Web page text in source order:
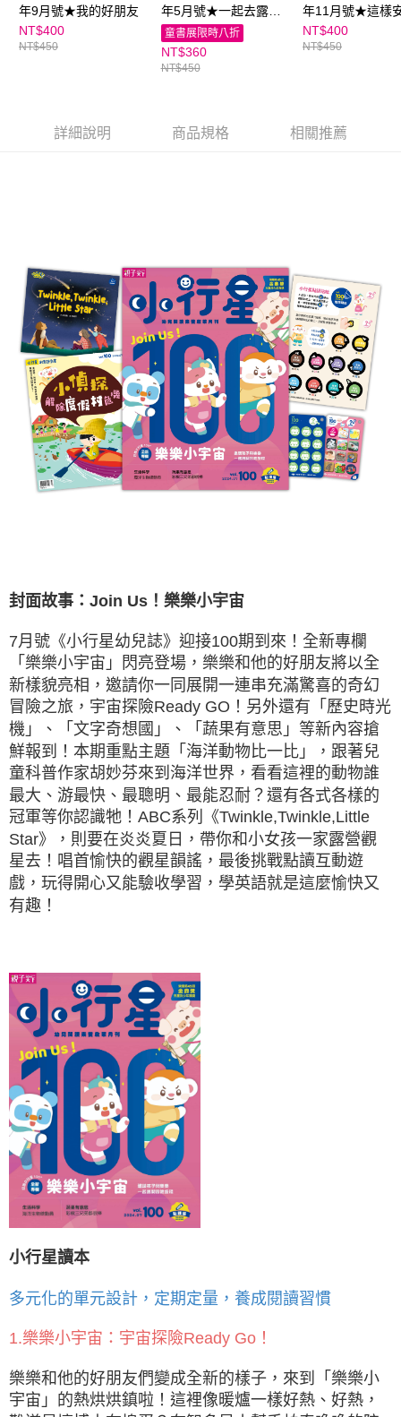
https://aftee.tw/terms/#terms3
３．未成年的使用者請事先徵得法定代理人或監護人之同意方可使用
「AFTEE先享後付」，若未經同意申辦者引起之損失，本公司不負相關責
任。
４．使用「AFTEE先享後付」時，將依據個別帳號之用戶狀況，依本公司即
恩沛科技股份有限公司將有權停止該用戶之使用額度並採取法律行動。
年9月號★我的好朋友
NT$400
NT$450
年5月號★一起去露
營！
童書展限時八折
NT$360
NT$450
年11月號★這樣
嗎？
NT$400
NT$450
詳細說明 商品規格 相關推薦
封面故事：Join Us！樂樂小宇宙
7月號《小行星幼兒誌》迎接100期到來！全新專欄
「樂樂小宇宙」閃亮登場，樂樂和他的好朋友將以全
新樣貌亮相，邀請你一同展開一連串充滿驚喜的奇幻
冒險之旅，宇宙探險Ready GO！另外還有「歷史時光
機」、「文字奇想國」、「蔬果有意思」等新內容搶
鮮報到！本期重點主題「海洋動物比一比」，跟著兒
童科普作家胡妙芬來到海洋世界，看看這裡的動物誰
最大、游最快、最聰明、最能忍耐？還有各式各樣的
冠軍等你認識牠！ABC系列《Twinkle,Twinkle,Little
Star》，則要在炎炎夏日，帶你和小女孩一家露營觀
星去！唱首愉快的觀星韻謠，最後挑戰點讀互動遊
戲，玩得開心又能驗收學習，學英語就是這麼愉快又
有趣！
小行星讀本
多元化的單元設計，定期定量，養成閱讀習慣
1.樂樂小宇宙：宇宙探險Ready Go！
樂樂和他的好朋友們變成全新的樣子，來到「樂樂小
宇宙」的熱烘烘鎮啦！這裡像暖爐一樣好熱、好熱，